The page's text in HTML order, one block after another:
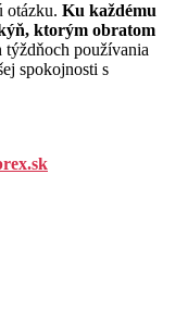
otázku. Ku každému
ktorým obratom
týždňoch používania
spokojnosti s